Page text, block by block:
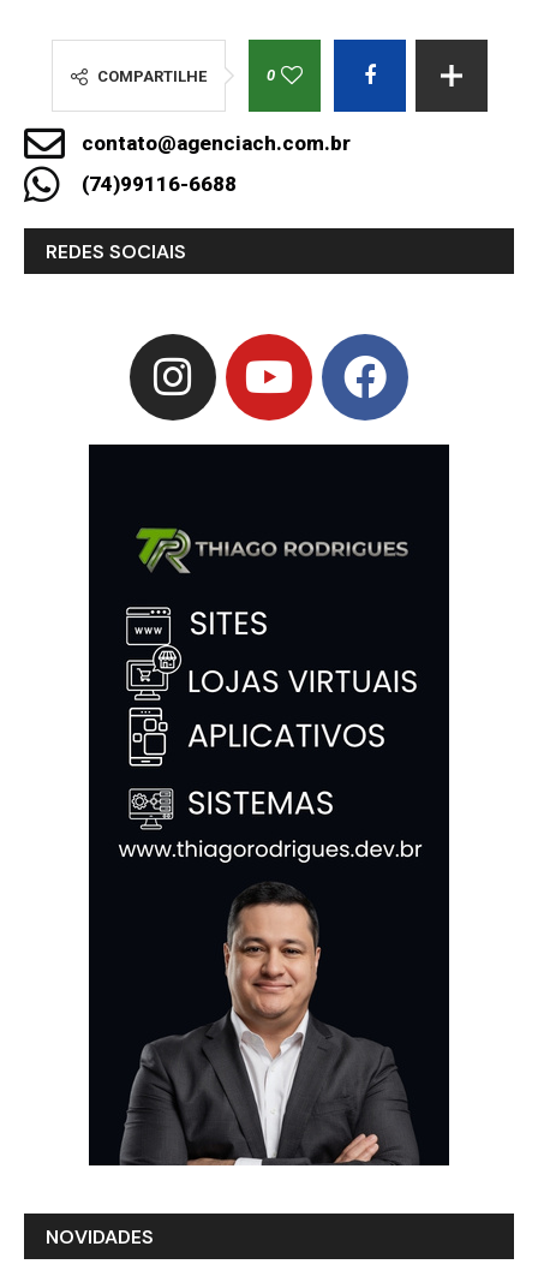
COMPARTILHE 0
contato@agenciach.com.br
(74)99116-6688
REDES SOCIAIS
NOVIDADES